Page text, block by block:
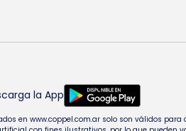
la App
en www.coppel.com.ar solo son válidos